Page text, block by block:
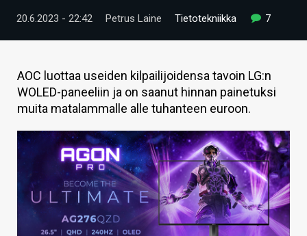
VIDEOT
TECHBBS
TIETOA
HINTA.FI
VAIHDA TEEMA
20.6.2023 - 22:42 Petrus Laine Tietotekniikka 7
AOC luottaa useiden kilpailijoidensa tavoin LG:n
WOLED-paneeliin ja on saanut hinnan painetuksi
muita matalammalle alle tuhanteen euroon.